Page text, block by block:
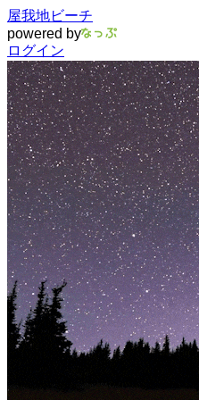
屋我地ビーチ
powered by
ログイン